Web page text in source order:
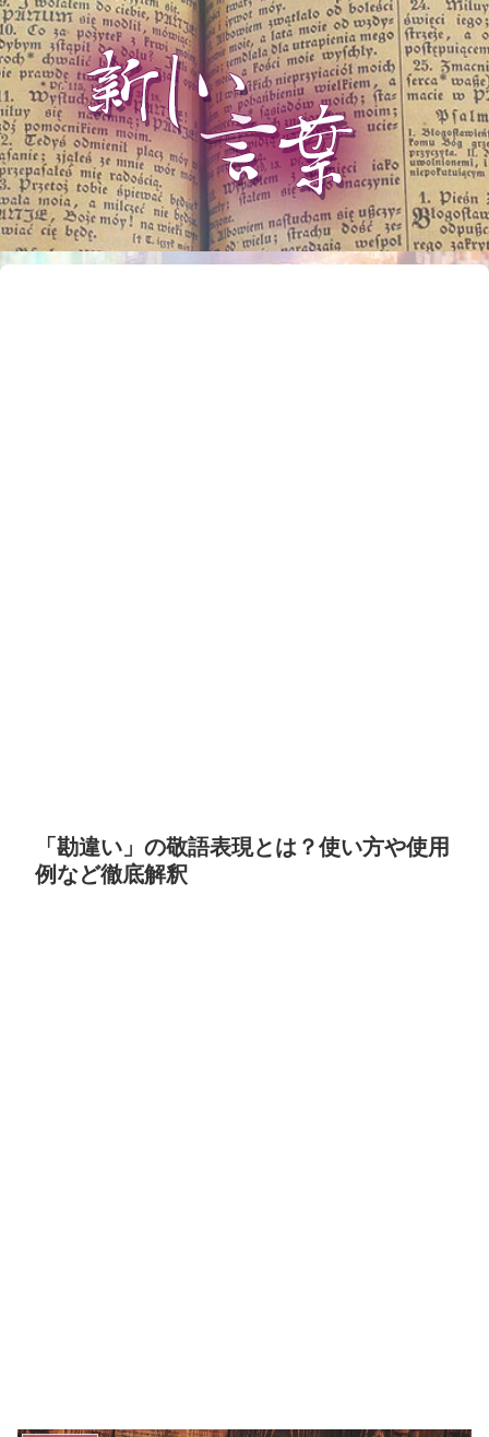
「勘違い」の敬語表現とは？使い方や使用
例など徹底解釈